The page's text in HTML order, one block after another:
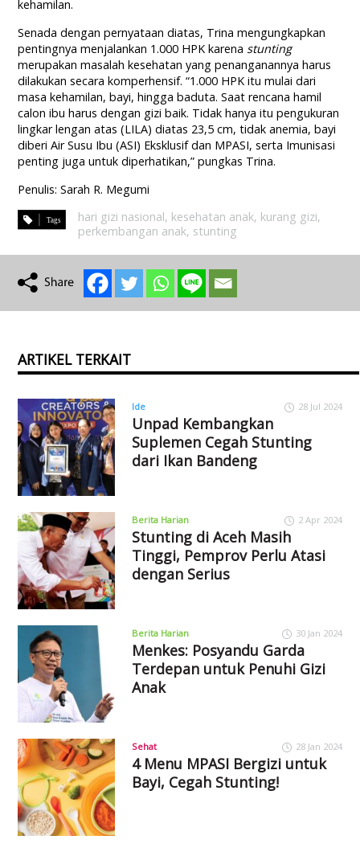
kehamilan.
Senada dengan pernyataan diatas, Trina mengungkapkan
pentingnya menjalankan 1.000 HPK karena stunting
merupakan masalah kesehatan yang penanganannya harus
dilakukan secara komperhensif. “1.000 HPK itu mulai dari
masa kehamilan, bayi, hingga baduta. Saat rencana hamil
calon ibu harus dengan gizi baik. Tidak hanya itu pengukuran
lingkar lengan atas (LILA) diatas 23,5 cm, tidak anemia, bayi
diberi Air Susu Ibu (ASI) Eksklusif dan MPASI, serta Imunisasi
penting juga untuk diperhatikan,” pungkas Trina.
Penulis: Sarah R. Megumi
hari gizi nasional, kesehatan anak, kurang gizi,
perkembangan anak, stunting
ARTIKEL TERKAIT
Ide 28 Jul 2024
Unpad Kembangkan
Suplemen Cegah Stunting
dari Ikan Bandeng
Berita Harian 2 Apr 2024
Stunting di Aceh Masih
Tinggi, Pemprov Perlu Atasi
dengan Serius
Berita Harian 30 Jan 2024
Menkes: Posyandu Garda
Terdepan untuk Penuhi Gizi
Anak
Sehat 28 Jan 2024
4 Menu MPASI Bergizi untuk
Bayi, Cegah Stunting!